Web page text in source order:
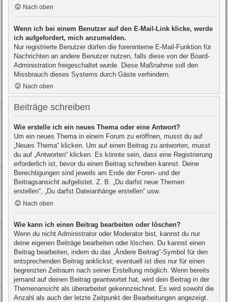
Nach oben
Wenn ich bei einem Benutzer auf den E-Mail-Link klicke, werde
ich aufgefordert, mich anzumelden.
Nur registrierte Benutzer dürfen die foreninterne E-Mail-Funktion für
Nachrichten an andere Benutzer nutzen, falls diese von der Board-
Administration freigeschaltet wurde. Diese Maßnahme soll den
Missbrauch dieses Systems durch Gäste verhindern.
Nach oben
Beiträge schreiben
Wie erstelle ich ein neues Thema oder eine Antwort?
Um ein neues Thema in einem Forum zu eröffnen, musst du auf
„Neues Thema“ klicken. Um auf einen Beitrag zu antworten, musst
du auf „Antworten“ klicken. Es könnte sein, dass eine Registrierung
erforderlich ist, bevor du einen Beitrag schreiben kannst. Deine
Berechtigungen sind jeweils am Ende der Foren- und der
Beitragsansicht aufgelistet. Z. B. „Du darfst neue Themen
erstellen“, „Du darfst Dateianhänge erstellen“ usw.
Nach oben
Wie kann ich einen Beitrag bearbeiten oder löschen?
Wenn du nicht Administrator oder Moderator bist, kannst du nur
deine eigenen Beiträge bearbeiten oder löschen. Du kannst einen
Beitrag bearbeiten, indem du das „Ändere Beitrag“-Symbol für den
entsprechenden Beitrag anklickst; eventuell ist dies nur für einen
begrenzten Zeitraum nach seiner Erstellung möglich. Wenn bereits
jemand auf deinen Beitrag geantwortet hat, wird dein Beitrag in der
Themenansicht als überarbeitet gekennzeichnet. Es wird sowohl die
Anzahl als auch der letzte Zeitpunkt der Bearbeitungen angezeigt.